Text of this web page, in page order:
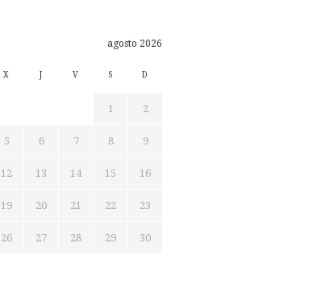
agosto 2026
X J V S D
1 2
5 6 7 8 9
12 13 14 15 16
19 20 21 22 23
26 27 28 29 30